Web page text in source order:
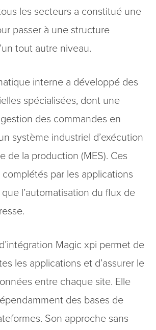
les secteurs a constitué une
passer à une structure
tout autre niveau.
interne a développé des
spécialisées, dont une
des commandes en
système industriel d’exécution
de la production (MES). Ces
par les applications
l’automatisation du flux de
Magic xpi permet de
les applications et d’assurer le
entre chaque site. Elle
des bases de
Son approche sans